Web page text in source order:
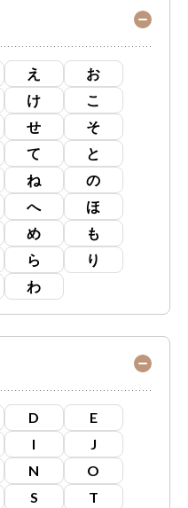
え
お
け
こ
せ
そ
て
と
ね
の
へ
ほ
め
も
ら
り
わ
D
E
I
J
N
O
S
T